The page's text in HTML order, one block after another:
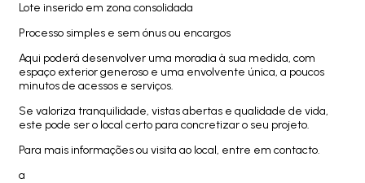
Lote inserido em zona consolidada
Processo simples e sem ónus ou encargos
Aqui poderá desenvolver uma moradia à sua medida, com
espaço exterior generoso e uma envolvente única, a poucos
minutos de acessos e serviços.
Se valoriza tranquilidade, vistas abertas e qualidade de vida,
este pode ser o local certo para concretizar o seu projeto.
Para mais informações ou visita ao local, entre em contacto.
a